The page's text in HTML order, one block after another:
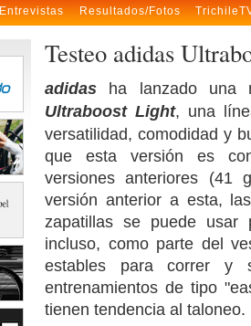
Entrevistas Resultados/Fotos
Testeo adidas
adidas ha lanzado una
Ultraboost Light, una
versatilidad, comodidad y
que esta versión es
versiones anteriores (41
versión anterior a esta,
zapatillas se puede
incluso, como parte del
estables para correr y
entrenamientos de tipo
tienen tendencia al taloneo.